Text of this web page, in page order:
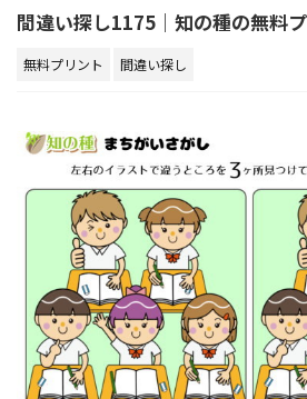
間違い探し1175｜知の種の無料
無料プリント 間違い探し